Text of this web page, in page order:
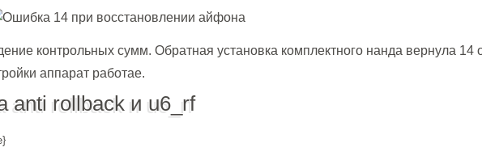
контрольных сумм. Обратная установка комплектного нанда вернула 14
аппарат работае.
anti rollback и u6_rf